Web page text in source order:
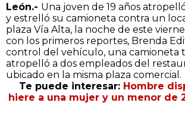
León.- Una joven de 19 años
y estrelló su camioneta contra un
plaza Vía Alta, la noche de este
con los primeros reportes, Brenda
control del vehículo, una camioneta
atropelló a dos empleados del
ubicado en la misma plaza comercial.
Te puede interesar: Hombre
hiere a una mujer y un menor de